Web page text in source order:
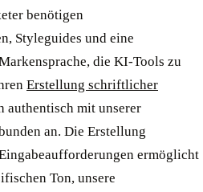
benötigen
Styleguides und eine
die KI-Tools zu
Erstellung schriftlicher
authentisch mit unserer
an. Die Erstellung
ermöglicht
Ton, unsere